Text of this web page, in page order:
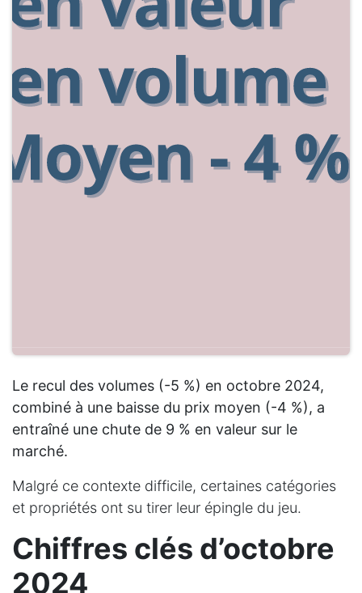
Le recul des volumes (-5 %) en octobre 2024,
combiné à une baisse du prix moyen (-4 %), a
entraîné une chute de 9 % en valeur sur le
marché.
Malgré ce contexte difficile, certaines catégories
et propriétés ont su tirer leur épingle du jeu.
Chiffres clés d’octobre
2024